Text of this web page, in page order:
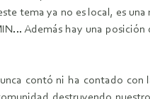
tema ya no es local, es
Además hay una
contó ni ha contado